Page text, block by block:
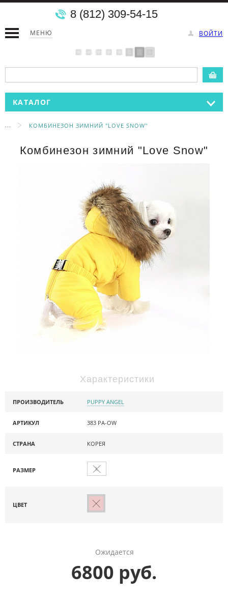
МЕНЮ ВОЙТИ
8 (812) 309-54-15
КАТАЛОГ
... КОМБИНЕЗОН ЗИМНИЙ "LOVE SNOW"
Комбинезон зимний "Love Snow"
Характеристики
ПРОИЗВОДИТЕЛЬ PUPPY ANGEL
АРТИКУЛ 383 PA-OW
СТРАНА КОРЕЯ
РАЗМЕР L
ЦВЕТ
Ожидается
6800 руб.